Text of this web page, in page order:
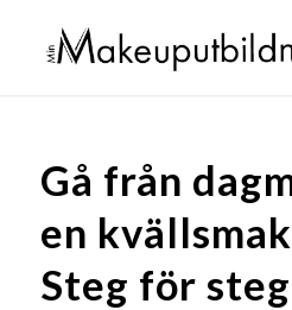
Gå från
en
Steg för steg